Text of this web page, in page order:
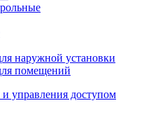
наружной установки
помещений
управления доступом